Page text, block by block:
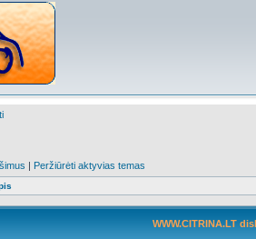
| Peržiūrėti aktyvias temas
WWW.CITRINA.LT